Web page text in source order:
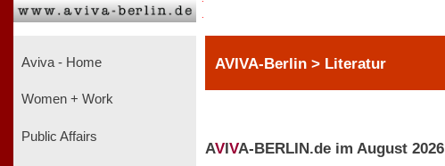
Aviva - Home
Women + Work
Public Affairs
AVIVA-Berlin > Literatur
AV VA-BERLIN.de im August 2026